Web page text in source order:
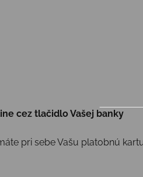
cez tlačidlo Vašej banky
pri sebe Vašu platobnú